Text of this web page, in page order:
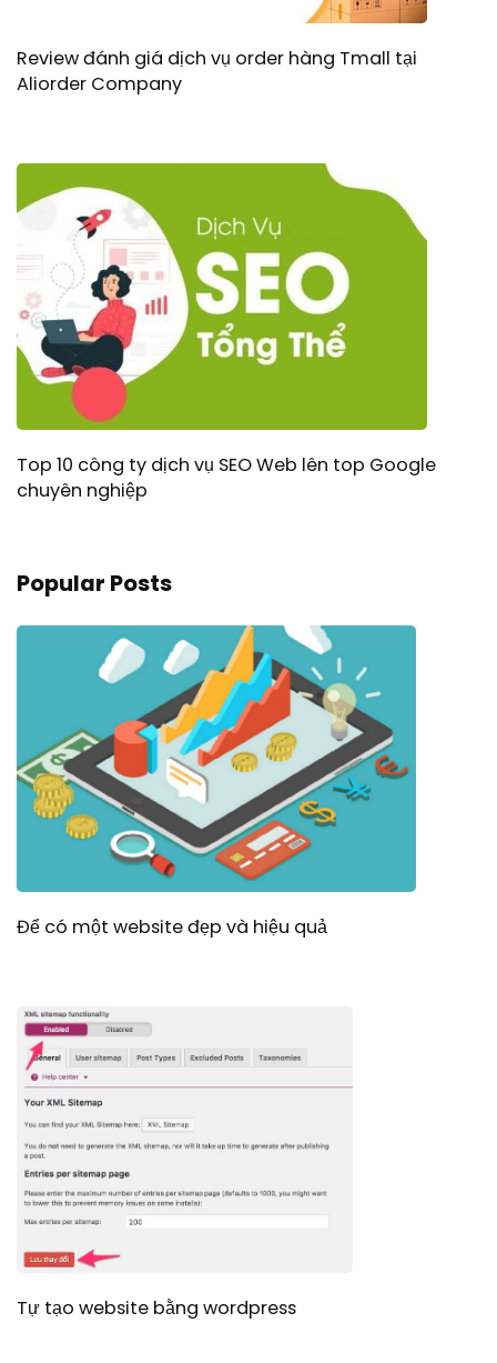
Review đánh giá dịch vụ order hàng Tmall tại
Aliorder Company
Top 10 công ty dịch vụ SEO Web lên top Google
chuyên nghiệp
Popular Posts
Để có một website đẹp và hiệu quả
Tự tạo website bằng wordpress